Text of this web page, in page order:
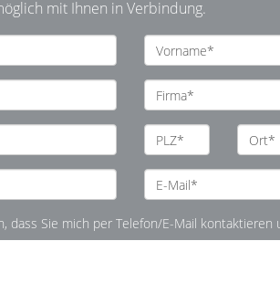
mit Ihnen in Verbindung.
dass Sie mich per Telefon/E-Mail kontaktieren